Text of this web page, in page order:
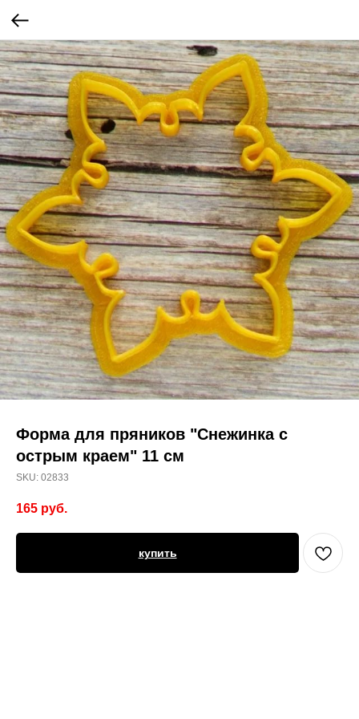
Форма для пряников "Снежинка с
острым краем" 11 см
SKU: 02833
165 руб.
купить